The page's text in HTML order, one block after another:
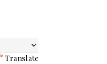
Translate